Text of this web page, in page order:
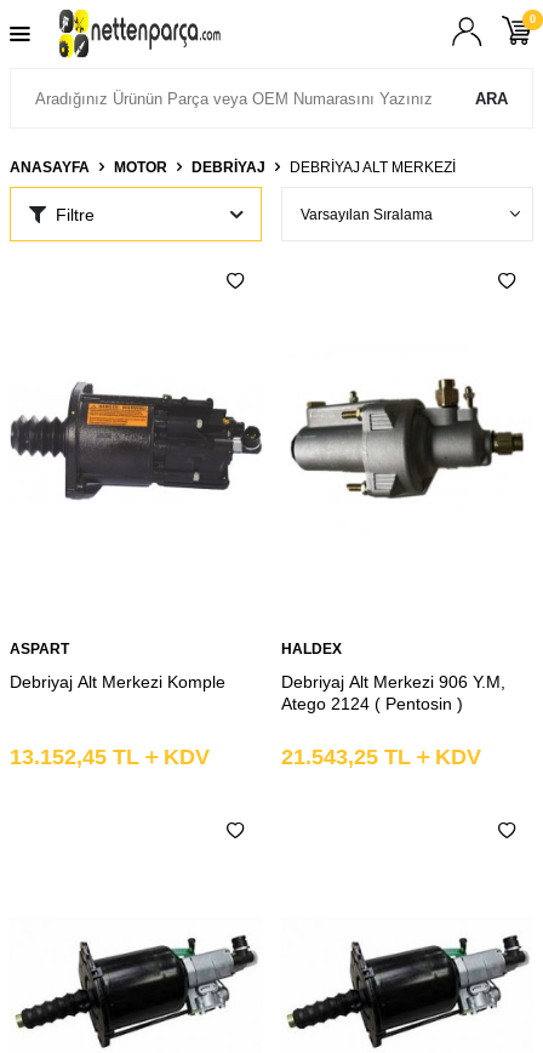
ARA
0
ANASAYFA MOTOR DEBRIYAJ DEBRIYAJ ALT MERKEZI
Filtre
ASPART
Debriyaj Alt Merkezi Komple
13.152,45 TL KDV
HALDEX
Debriyaj Alt Merkezi 906 Y.M,
Atego 2124 ( Pentosin )
21.543,25 TL KDV